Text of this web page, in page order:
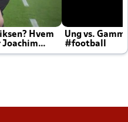
Hvem
Joachim
Ung vs.
#football